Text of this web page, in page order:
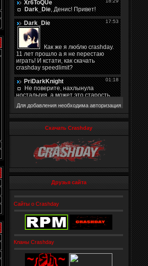
Для добавления необходима авторизация
Скачать Crashday
Друзья сайта
Сайты о Crashday
Кланы Crashday